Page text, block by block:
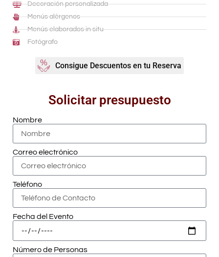
Decoración personalizada
Menús alérgenos
Menús elaborados in situ
Fotógrafo
Consigue Descuentos en tu Reserva
Solicitar presupuesto
Nombre
Correo electrónico
Teléfono
Fecha del Evento
Número de Personas